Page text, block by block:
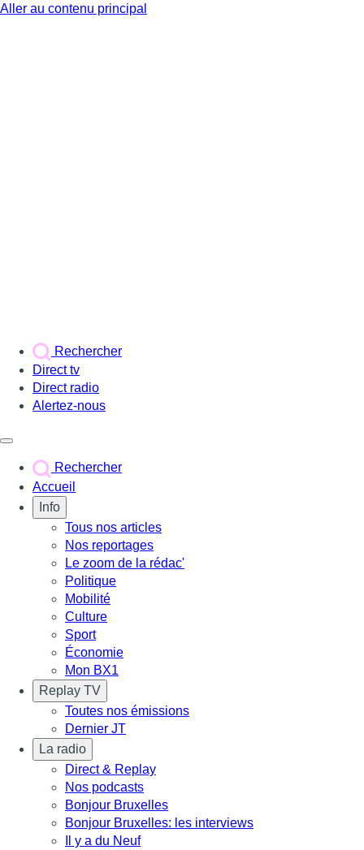
Aller au contenu principal
Rechercher
Direct tv
Direct radio
Alertez-nous
Rechercher
Accueil
Info
Tous nos articles
Nos reportages
Le zoom de la rédac'
Politique
Mobilité
Culture
Sport
Économie
Mon BX1
Replay TV
Toutes nos émissions
Dernier JT
La radio
Direct & Replay
Nos podcasts
Bonjour Bruxelles
Bonjour Bruxelles: les interviews
Il y a du Neuf